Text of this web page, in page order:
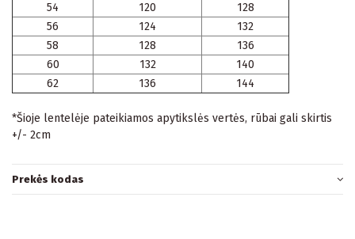
54
120
128
56
124
132
58
128
136
60
132
140
62
136 144
*Šioje lentelėje pateikiamos apytikslės vertės, rūbai gali skirtis
+/- 2cm
Prekės kodas